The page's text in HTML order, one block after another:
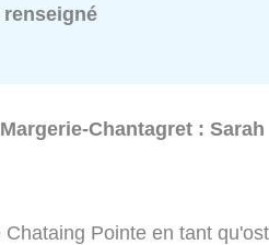
renseigné
Chantagret : Sarah
Pointe en tant